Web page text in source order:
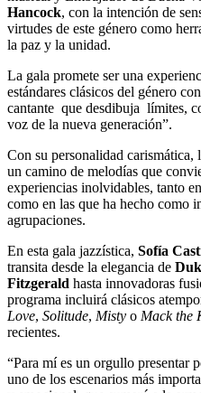
Hancock, con la intención de
virtudes de este género como
la paz y la unidad.
La gala promete ser una
estándares clásicos del género
cantante que desdibuja límites,
voz de la nueva generación”.
Con su personalidad
un camino de melodías que
experiencias inolvidables, tanto
como en las que ha hecho como
agrupaciones.
En esta gala jazzística, Sofía
transita desde la elegancia de
Fitzgerald hasta innovadoras
programa incluirá clásicos
Love, Solitude, Misty o Mack the
recientes.
“Para mí es un orgullo presentar
uno de los escenarios más